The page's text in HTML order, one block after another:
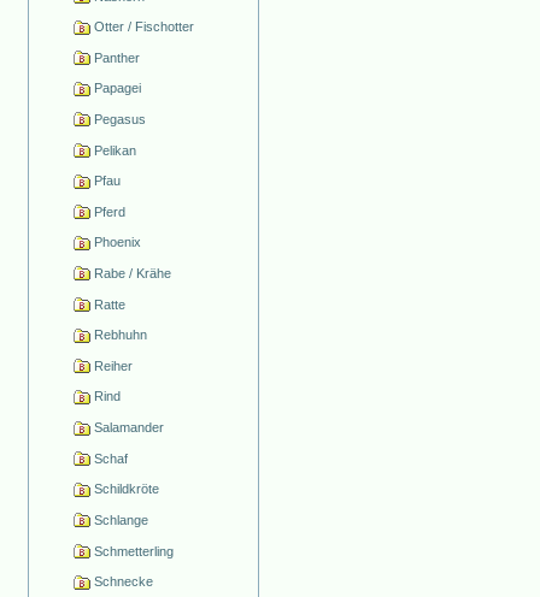
Otter / Fischotter
Panther
Papagei
Pegasus
Pelikan
Pfau
Pferd
Phoenix
Rabe / Krähe
Ratte
Rebhuhn
Reiher
Rind
Salamander
Schaf
Schildkröte
Schlange
Schmetterling
Schnecke